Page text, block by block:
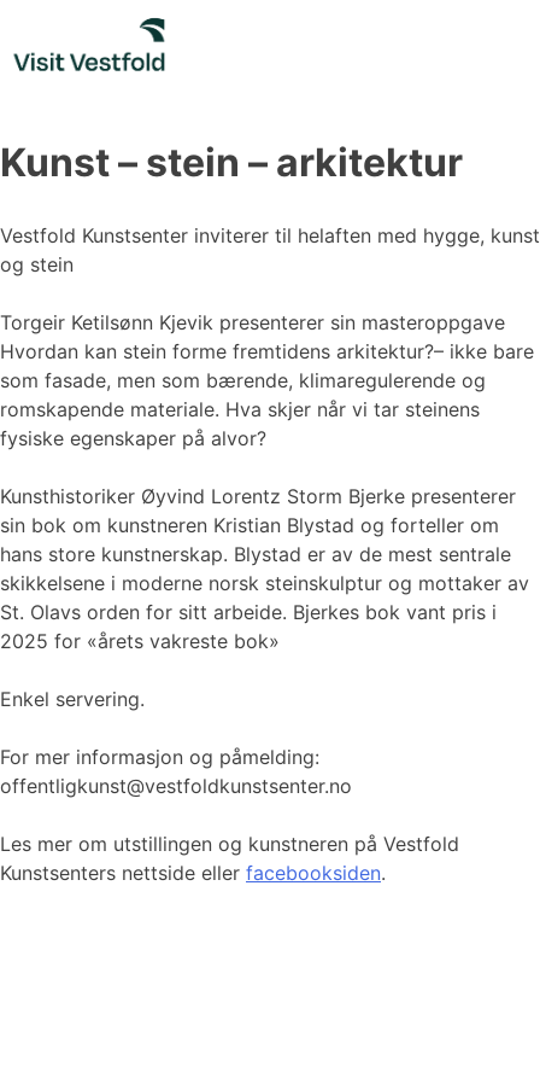
content
Kunst – stein – arkitektur
Vestfold Kunstsenter inviterer til helaften med hygge, kunst
og stein
Torgeir Ketilsønn Kjevik presenterer sin masteroppgave
Hvordan kan stein forme fremtidens arkitektur?– ikke bare
som fasade, men som bærende, klimaregulerende og
romskapende materiale. Hva skjer når vi tar steinens
fysiske egenskaper på alvor?
Kunsthistoriker Øyvind Lorentz Storm Bjerke presenterer
sin bok om kunstneren Kristian Blystad og forteller om
hans store kunstnerskap. Blystad er av de mest sentrale
skikkelsene i moderne norsk steinskulptur og mottaker av
St. Olavs orden for sitt arbeide. Bjerkes bok vant pris i
2025 for «årets vakreste bok»
Enkel servering.
For mer informasjon og påmelding:
offentligkunst@vestfoldkunstsenter.no
Les mer om utstillingen og kunstneren på Vestfold
Kunstsenters nettside eller facebooksiden.